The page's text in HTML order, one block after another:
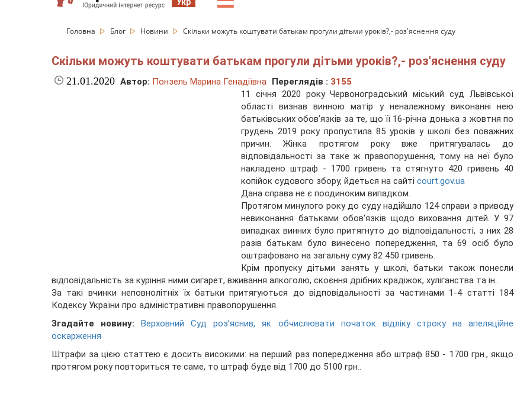
Головна Блог Новини Скільки можуть коштувати батькам прогули дітьми уроків?,- роз'яснення суду
Скільки можуть коштувати батькам прогули дітьми уроків?,- роз'яснення суду
21.01.2020 Автор: Понзель Марина Генадіївна Переглядів : 3155
11 січня 2020 року Червоноградський міський суд Львівської
області визнав винною матір у неналежному виконанні нею
батьківських обов’язків за те, що її 16-річна донька з жовтня по
грудень 2019 року пропустила 85 уроків у школі без поважних
причин. Жінка протягом року вже притягувалась до
відповідальності за таке ж правопорушення, тому на неї було
накладено штраф - 1700 гривень та стягнуто 420 гривень 40
копійок судового збору, йдеться на сайті court.gov.ua
Дана справа не є поодиноким випадком.
Протягом минулого року до суду надійшло 124 справи з приводу
невиконання батьками обов'язків щодо виховання дітей. У 97
випадках винних було притягнуто до відповідальності, з них 28
разів батькам було винесено попередження, та 69 осіб було
оштрафовано на загальну суму 82 450 гривень.
Крім пропуску дітьми занять у школі, батьки також понесли
відповідальність за куріння ними сигарет, вживання алкоголю, скоєння дрібних крадіжок, хуліганства та ін..
За такі вчинки неповнолітніх їх батьки притягуються до відповідальності за частинами 1-4 статті 184
Кодексу України про адміністративні правопорушення.
Згадайте новину:
Верховний Суд роз’яснив, як обчислювати початок відліку строку на апеляційне
оскарження
Штрафи за цією статтею є досить високими: на перший раз попередження або штраф 850 - 1700 грн., якщо
протягом року повториться те саме, то штраф буде від 1700 до 5100 грн..